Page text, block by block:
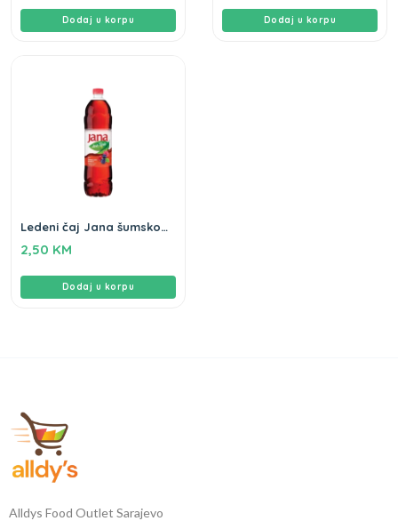
Dodaj u korpu Dodaj u korpu
Ledeni čaj Jana šumsko
2,50 KM
Dodaj u korpu
Alldys Food Outlet Sarajevo